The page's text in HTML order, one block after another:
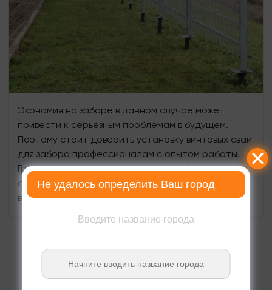
Экономия на заборе в данном случае может
привести к серьезным проблемам в будущем.
Поэтому стоит доверить установку винтовых свай
для забора профессионалам с опытом работы.
Грамотно выполненная установка обеспечит вам
спокойствие и уверенность в безопасности
вашего дома или участка.
Не удалось определить Ваш город
Введите название города